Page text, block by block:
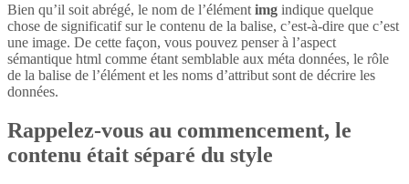
Bien qu’il soit abrégé, le nom de l’élément img indique quelque
chose de significatif sur le contenu de la balise, c’est-à-dire que c’est
une image. De cette façon, vous pouvez penser à l’aspect
sémantique html comme étant semblable aux méta données, le rôle
de la balise de l’élément et les noms d’attribut sont de décrire les
données.
Rappelez-vous au commencement, le
contenu était séparé du style